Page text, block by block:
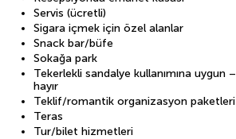
Servis (ücretli)
Sigara içmek için özel alanlar
Snack bar/büfe
Sokağa park
Tekerlekli sandalye kullanımına uygun –
hayır
Teklif/romantik organizasyon paketleri
Teras
Tur/bilet hizmetleri